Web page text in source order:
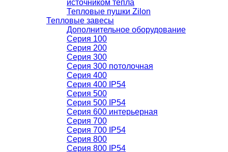
источником тепла
Тепловые пушки Zilon
Тепловые завесы
Дополнительное оборудование
Серия 100
Серия 200
Серия 300
Серия 300 потолочная
Серия 400
Серия 400 IP54
Серия 500
Серия 500 IP54
Серия 600 интерьерная
Серия 700
Серия 700 IP54
Серия 800
Серия 800 IP54